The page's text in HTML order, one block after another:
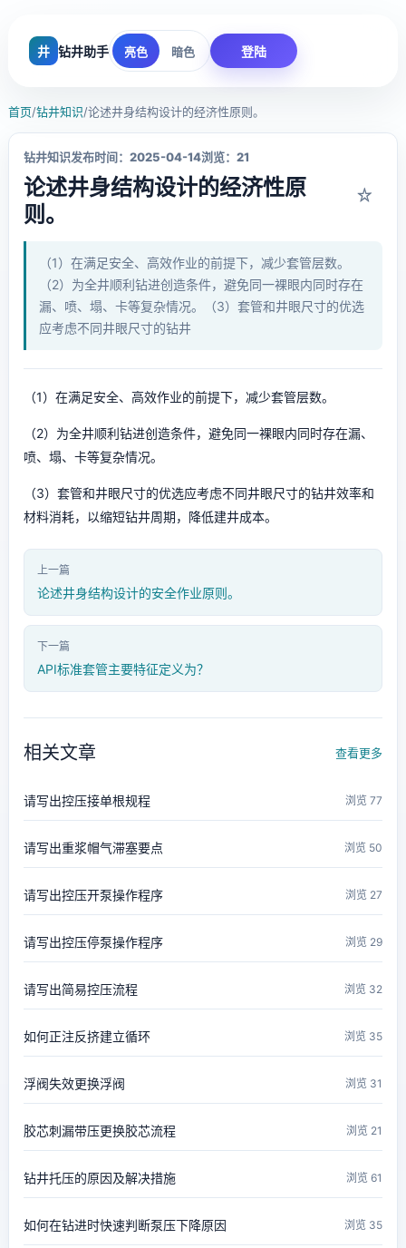
井 钻井助手 亮色 暗色 登陆
首页/钻井知识/论述井身结构设计的经济性原则。
钻井知识发布时间：2025-04-14浏览：21
论述井身结构设计的经济性原
则。
☆
（1）在满足安全、高效作业的前提下，减少套管层数。
（2）为全井顺利钻进创造条件，避免同一裸眼内同时存在
漏、喷、塌、卡等复杂情况。（3）套管和井眼尺寸的优选
应考虑不同井眼尺寸的钻井
（1）在满足安全、高效作业的前提下，减少套管层数。
（2）为全井顺利钻进创造条件，避免同一裸眼内同时存在漏、
喷、塌、卡等复杂情况。
（3）套管和井眼尺寸的优选应考虑不同井眼尺寸的钻井效率和
材料消耗，以缩短钻井周期，降低建井成本。
上一篇
论述井身结构设计的安全作业原则。
下一篇
API标准套管主要特征定义为？
相关文章 查看更多
请写出控压接单根规程 浏览 77
请写出重浆帽气滞塞要点 浏览 50
请写出控压开泵操作程序 浏览 27
请写出控压停泵操作程序 浏览 29
请写出简易控压流程 浏览 32
如何正注反挤建立循环 浏览 35
浮阀失效更换浮阀 浏览 31
胶芯刺漏带压更换胶芯流程 浏览 21
钻井托压的原因及解决措施 浏览 61
如何在钻进时快速判断泵压下降原因 浏览 35